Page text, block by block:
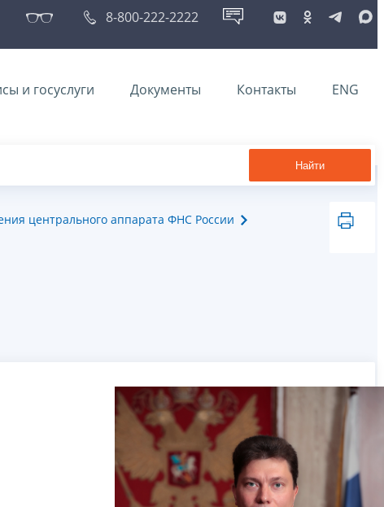
8-800-222-2222
и госуслуги Документы Контакты ENG
Найти
центрального аппарата ФНС России